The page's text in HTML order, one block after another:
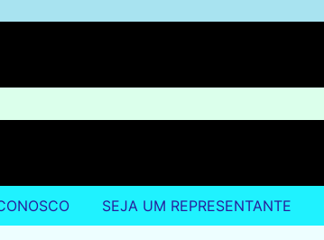
SEJA UM REPRESENTANTE